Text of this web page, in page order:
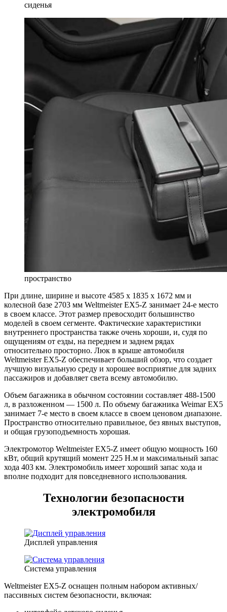
сиденья
пространство
При длине, ширине и высоте 4585 x 1835 x 1672 мм и
колесной базе 2703 мм Weltmeister EX5-Z занимает 24-е место
в своем классе. Этот размер превосходит большинство
моделей в своем сегменте. Фактические характеристики
внутреннего пространства также очень хороши, и, судя по
ощущениям от езды, на переднем и заднем рядах
относительно просторно. Люк в крыше автомобиля
Weltmeister EX5-Z обеспечивает больший обзор, что создает
лучшую визуальную среду и хорошее восприятие для задних
пассажиров и добавляет света всему автомобилю.
Объем багажника в обычном состоянии составляет 488-1500
л, в разложенном — 1500 л. По объему багажника Weimar EX5
занимает 7-е место в своем классе в своем ценовом диапазоне.
Пространство относительно правильное, без явных выступов,
и общая грузоподъемность хорошая.
Электромотор Weltmeister EX5-Z имеет общую мощность 160
кВт, общий крутящий момент 225 Н.м и максимальный запас
хода 403 км. Электромобиль имеет хороший запас хода и
вполне подходит для повседневного использования.
Технологии безопасности
электромобиля
Дисплей управления
Система управления
Weltmeister EX5-Z оснащен полным набором активных/
пассивных систем безопасности, включая: